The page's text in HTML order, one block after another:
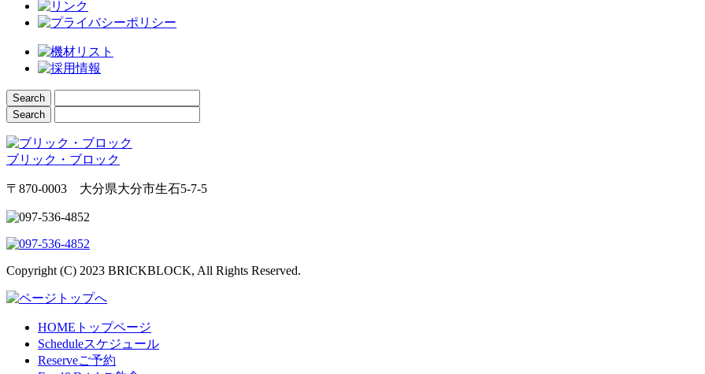
ブリック・ブロック
〒870-0003 大分県大分市生石5-7-5
Copyright (C) 2023 BRICKBLOCK, All Rights Reserved.
HOME トップページ
Scheduleスケジュール
Reserveご予約